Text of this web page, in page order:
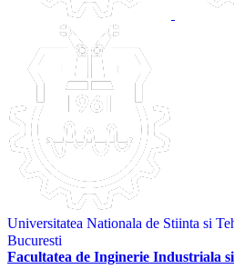
Universitatea Nationala de Stiinta si
Bucuresti
Facultatea de Inginerie Industriala